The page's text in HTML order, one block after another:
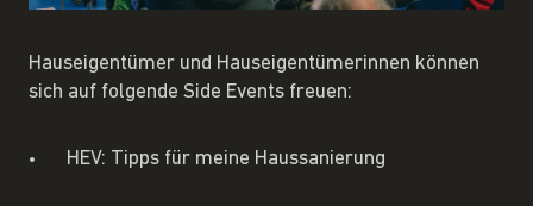
Hauseigentümer und Hauseigentümerinnen können
sich auf folgende Side Events freuen:
HEV: Tipps für meine Haussanierung